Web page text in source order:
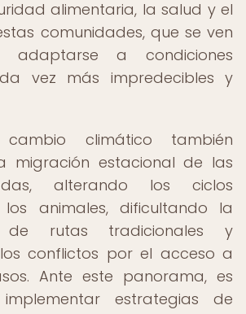
alimentaria, la salud y el
comunidades, que se ven
adaptarse a condiciones
vez más impredecibles y
climático también
migración estacional de las
alterando los ciclos
animales, dificultando la
de rutas tradicionales y
conflictos por el acceso a
Ante este panorama, es
estrategias de